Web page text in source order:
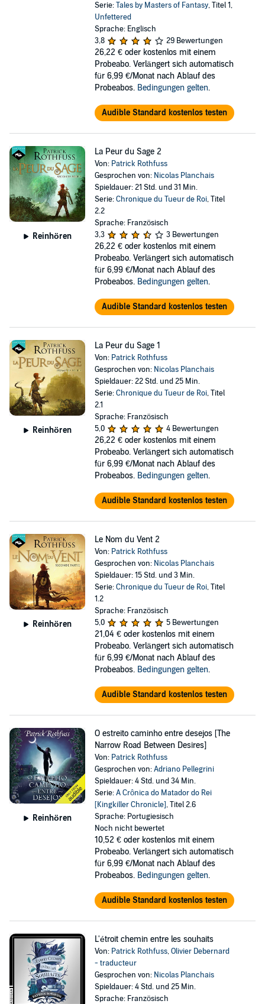
Serie:Tales by Masters of Fantasy, Titel 1,
Unfettered
Sprache: Englisch
3,8
29 Bewertungen
26,22 € oder kostenlos mit einem
Probeabo. Verlängert sich automatisch
für 6,99 €/Monat nach Ablauf des
Probeabos. Bedingungen gelten.
Audible Standard kostenlos testen
Reinhören
La Peur du Sage 2
Von: Patrick Rothfuss
Gesprochen von: Nicolas Planchais
Spieldauer: 21 Std. und 31 Min.
Serie:Chronique du Tueur de Roi, Titel
2.2
Sprache: Französisch
3,3
3 Bewertungen
26,22 € oder kostenlos mit einem
Probeabo. Verlängert sich automatisch
für 6,99 €/Monat nach Ablauf des
Probeabos. Bedingungen gelten.
Audible Standard kostenlos testen
Reinhören
La Peur du Sage 1
Von: Patrick Rothfuss
Gesprochen von: Nicolas Planchais
Spieldauer: 22 Std. und 25 Min.
Serie:Chronique du Tueur de Roi, Titel
2.1
Sprache: Französisch
5,0
4 Bewertungen
26,22 € oder kostenlos mit einem
Probeabo. Verlängert sich automatisch
für 6,99 €/Monat nach Ablauf des
Probeabos. Bedingungen gelten.
Audible Standard kostenlos testen
Reinhören
Le Nom du Vent 2
Von: Patrick Rothfuss
Gesprochen von: Nicolas Planchais
Spieldauer: 15 Std. und 3 Min.
Serie:Chronique du Tueur de Roi, Titel
1.2
Sprache: Französisch
5,0
5 Bewertungen
21,04 € oder kostenlos mit einem
Probeabo. Verlängert sich automatisch
für 6,99 €/Monat nach Ablauf des
Probeabos. Bedingungen gelten.
Audible Standard kostenlos testen
Reinhören
O estreito caminho entre desejos [The
Narrow Road Between Desires]
Von: Patrick Rothfuss
Gesprochen von:Adriano Pellegrini
Spieldauer: 4 Std. und 34 Min.
Serie:A Crônica do Matador do Rei
[Kingkiller Chronicle], Titel 2.6
Sprache: Portugiesisch
Noch nicht bewertet
10,52 € oder kostenlos mit einem
Probeabo. Verlängert sich automatisch
für 6,99 €/Monat nach Ablauf des
Probeabos. Bedingungen gelten.
Audible Standard kostenlos testen
L'étroit chemin entre les souhaits
Von: Patrick Rothfuss,Olivier Debernard
- traducteur
Gesprochen von: Nicolas Planchais
Spieldauer: 4 Std. und 25 Min.
Sprache: Französisch